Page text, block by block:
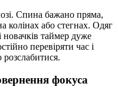
Спина бажано пряма,
колінах або стегнах. Одяг
таймер дуже
перевіряти час і
розслабитися.
фокуса